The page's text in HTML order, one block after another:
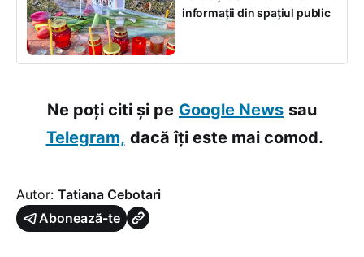
informații din spațiul public
Ne poți citi și pe Google News sau
Telegram, dacă îți este mai comod.
Autor: Tatiana Cebotari
Abonează-te